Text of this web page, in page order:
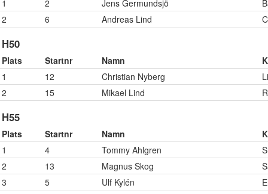
1
2 Jens Germundsjö
2
6 Andreas Lind
H50
Plats Startnr Namn
1
12 Christian Nyberg
2
15 Mikael Lind
H55
Plats Startnr Namn
1
4 Tommy Ahlgren
2
13 Magnus Skog
3
5 Ulf Kylén